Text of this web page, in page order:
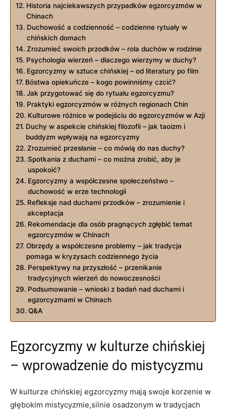
Historia najciekawszych przypadków egzorcyzmów w
Chinach
Duchowość a codzienność – codzienne​ rytuały‍ w
chińskich domach
Zrozumieć‌ swoich przodków – rola duchów w rodzinie
Psychologia ‍wierzeń – ​dlaczego ⁢wierzymy w duchy?
Egzorcyzmy‌ w sztuce chińskiej – od‍ literatury po film
Bóstwa opiekuńcze –​ kogo powinniśmy ​czcić?
Jak przygotować się do​ rytuału egzorcyzmu?
Praktyki egzorcyzmów w różnych ⁣regionach Chin
Kulturowe różnice ⁢w podejściu do egzorcyzmów w Azji
Duchy ‍w aspekcie chińskiej filozofii – jak taoizm i
buddyzm wpływają ​na egzorcyzmy
Zrozumieć przesłanie – co mówią do nas duchy?
Spotkania z duchami – co ⁣można zrobić, ⁤aby je
uspokoić?
Egzorcyzmy a współczesne społeczeństwo –
duchowość w erze technologii
Refleksje nad duchami ​przodków – zrozumienie i
akceptacja
Rekomendacje dla ⁣osób pragnących zgłębić temat
egzorcyzmów w Chinach
Obrzędy a współczesne ⁢problemy ​– jak⁢ tradycja
pomaga ⁣w kryzysach ⁣codziennego życia
Perspektywy ‍na przyszłość – przenikanie
tradycyjnych wierzeń do‍ nowoczesności
Podsumowanie – wnioski z ⁢badań nad duchami i
egzorcyzmami w Chinach
Q&A
Egzorcyzmy ⁣w kulturze chińskiej
– ⁢wprowadzenie do mistycyzmu
W kulturze chińskiej egzorcyzmy ⁤mają swoje korzenie w
głębokim mistycyzmie,silnie osadzonym w tradycjach